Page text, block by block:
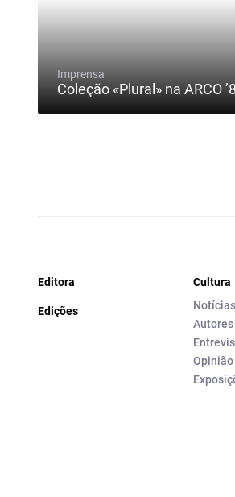
Imprensa
Coleção «Plural» na ARCO
Editora
Edições
Cultura
Notícias
Autores
Opinião